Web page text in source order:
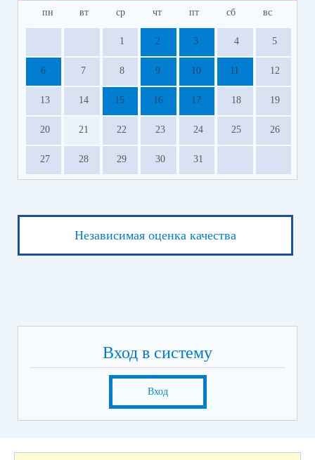
пн вт ср чт пт сб вс
1 2 3 4 5
6 7 8 9 10 11 12
13 14 15 16 17 18 19
20 21 22 23 24 25 26
27 28 29 30 31
Независимая оценка качества
Вход в систему
Вход